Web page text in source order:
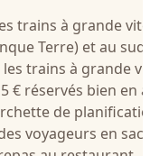
trains à grande
Terre) et au
trains à grande
€ réservés bien en
de
voyageurs en sac